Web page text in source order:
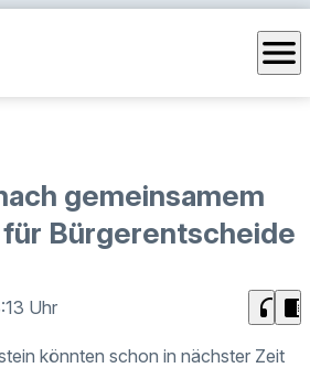
menu
gemeinsamem
Bürgerentscheide
Uhr headphones chrome_reader_mode
könnten schon in nächster Zeit